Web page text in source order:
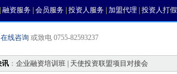
融资服务 会员服务 投资人服务 加盟代理 投资人打假
在线咨询 或致电 0755-82593237
讯 ： 企业融资培训班 | 天使投资联盟项目对接会